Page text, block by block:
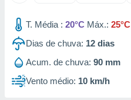
de
ou aceder
num
para
T. Média : 20°C Máx.: 25°C
Dias de chuva: 12 dias
Acum. de chuva: 90 mm
Vento médio: 10 km/h